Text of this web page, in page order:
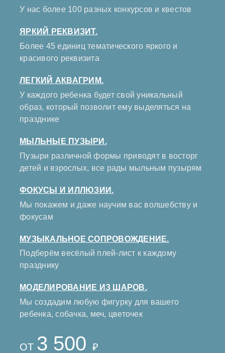
У нас более 100 разных конкурсов и квестов
ЯРКИЙ РЕКВИЗИТ.
Более 45 единиц тематического яркого и
красивого реквизита
ЛЕГКИЙ АКВАГРИМ.
У каждого ребенка будет свой уникальный
образ, который позволит ему выделяться на
празднике
МЫЛЬНЫЕ ПУЗЫРИ.
Пузыри различной формы приводят в восторг
детей и взрослых, все рады мыльным пузырям
ФОКУСЫ И ИЛЛЮЗИИ.
Мы покажем и даже научим вас волшебству и
фокусам
МУЗЫКАЛЬНОЕ СОПРОВОЖДЕНИЕ.
Подберём весёлый плей-лист к каждому
празднику
МОДЕЛИРОВАНИЕ ИЗ ШАРОВ.
Мы создадим любую фигурку для вашего
ребенка, собачка, меч, цветочек
ОТ 3 500 ₽